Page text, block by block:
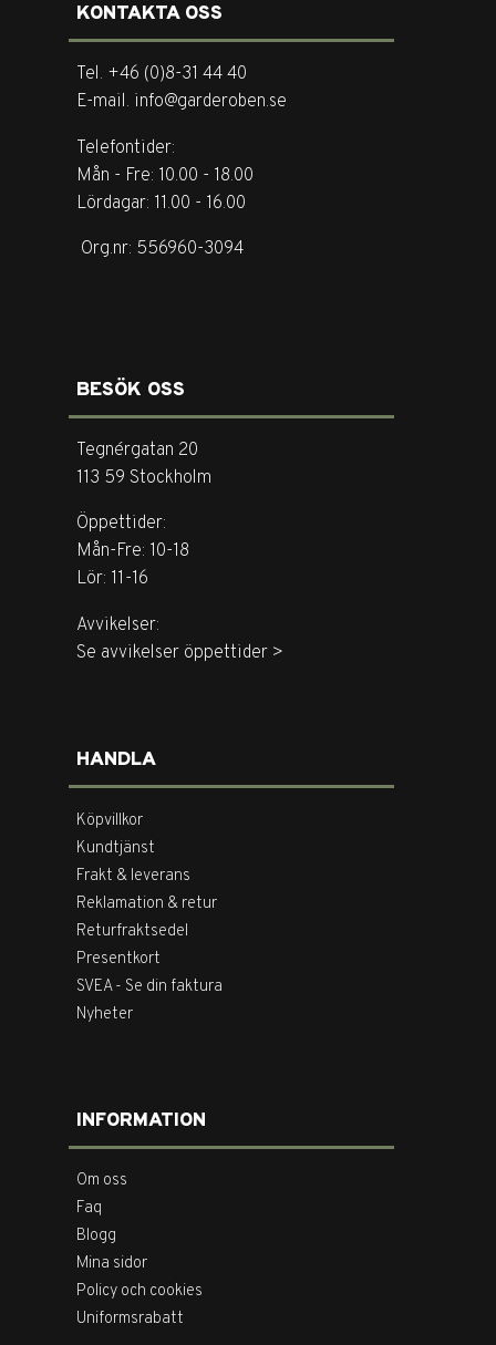
KONTAKTA OSS
Tel. +46 (0)8-31 44 40
E-mail. info@garderoben.se
Telefontider:
Mån - Fre: 10.00 - 18.00
Lördagar: 11.00 - 16.00
Org.nr: 556960-3094
BESÖK OSS
Tegnérgatan 20
113 59 Stockholm
Öppettider:
Mån-Fre: 10-18
Lör: 11-16
Avvikelser:
Se avvikelser öppettider >
HANDLA
Köpvillkor
Kundtjänst
Frakt & leverans
Reklamation & retur
Returfraktsedel
Presentkort
SVEA - Se din faktura
Nyheter
INFORMATION
Om oss
Faq
Blogg
Mina sidor
Policy och cookies
Uniformsrabatt